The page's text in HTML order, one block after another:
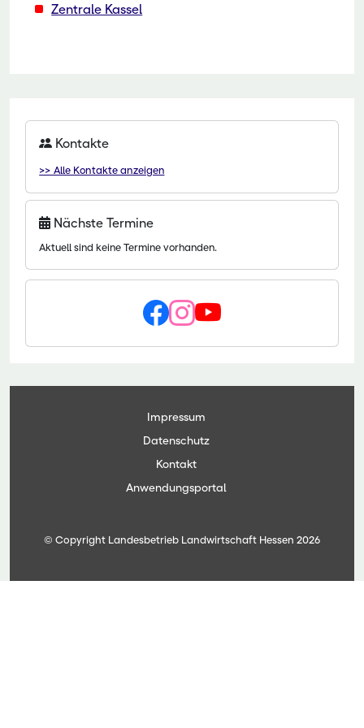
Zentrale Kassel
Kontakte
>> Alle Kontakte anzeigen
Nächste Termine
Aktuell sind keine Termine vorhanden.
Impressum
Datenschutz
Kontakt
Anwendungsportal
© Copyright Landesbetrieb Landwirtschaft Hessen 2026